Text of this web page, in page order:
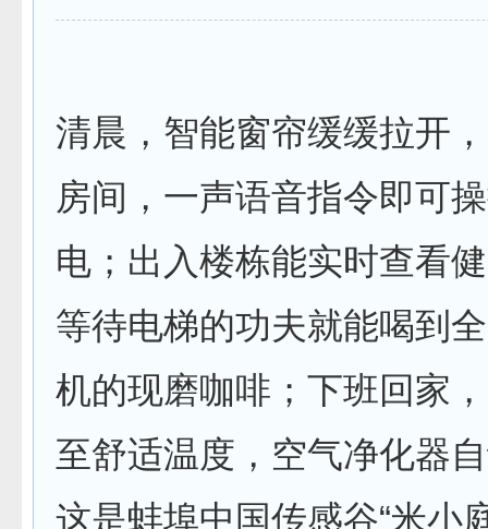
清晨，智能窗帘缓缓拉开
房间，一声语音指令即可
电；出入楼栋能实时查看
等待电梯的功夫就能喝到
机的现磨咖啡；下班回家
至舒适温度，空气净化器
这是蚌埠中国传感谷“米小